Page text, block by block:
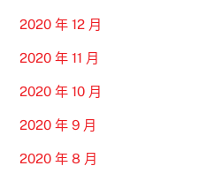
2020 年 12 月
2020 年 11 月
2020 年 10 月
2020 年 9 月
2020 年 8 月